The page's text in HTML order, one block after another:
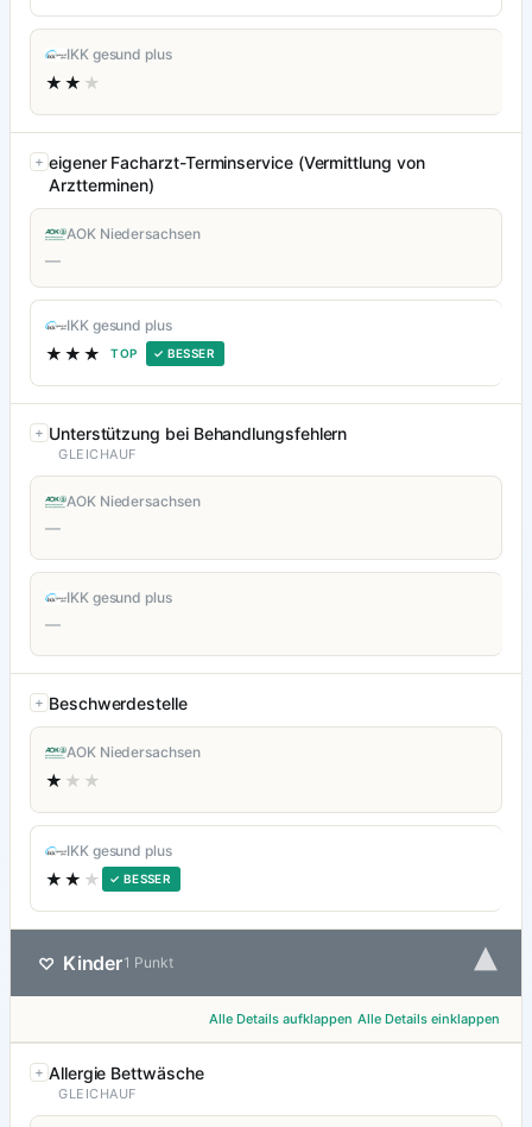
IKK gesund plus
★★ ★
eigener Facharzt-Terminservice (Vermittlung von
Arztterminen)
AOK Niedersachsen
—
IKK gesund plus
★★★ TOP ✓ BESSER
Unterstützung bei Behandlungsfehlern
GLEICHAUF
AOK Niedersachsen
—
IKK gesund plus
—
Beschwerdestelle
AOK Niedersachsen
★ ★★
IKK gesund plus
★★ ★ ✓ BESSER
♡ Kinder1 Punkt ▾
Alle Details aufklappen Alle Details einklappen
Allergie Bettwäsche
GLEICHAUF